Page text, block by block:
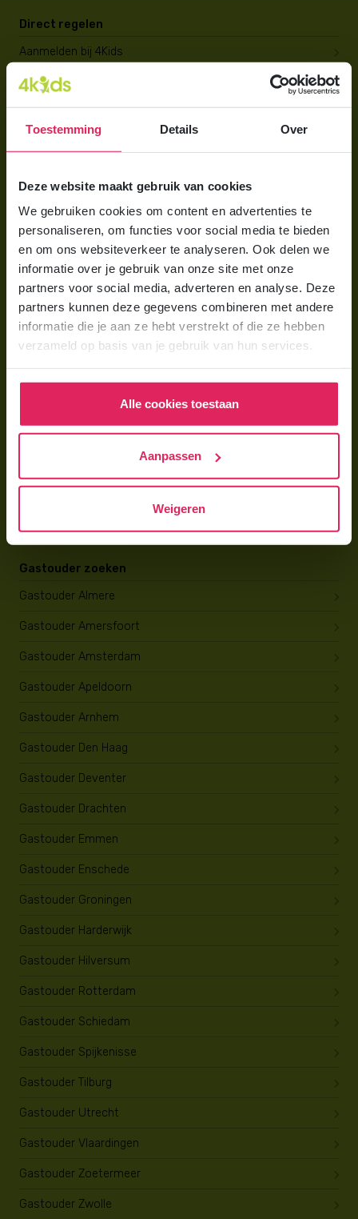
Toestemming Details Over
Deze website maakt gebruik van cookies
We gebruiken cookies om content en advertenties te
personaliseren, om functies voor social media te bieden
en om ons websiteverkeer te analyseren. Ook delen we
informatie over je gebruik van onze site met onze
partners voor social media, adverteren en analyse. Deze
partners kunnen deze gegevens combineren met andere
informatie die je aan ze hebt verstrekt of die ze hebben
verzameld op basis van je gebruik van hun services.
Alle cookies toestaan
Aanpassen
Weigeren
Direct regelen
Aanmelden bij 4Kids
Brochure aanvragen
Berekening maken
Wat is gastouderopvang?
Wat kost een gastouder?
Hoe vind ik een gastouder?
Voor gastouders
Gastouder worden bij 4Kids
Hoe vind ik gastkinderen?
Trainingen & cursussen
Gastouder worden
Wat verdient een gastouder?
Gastouder zoeken
Gastouder Almere
Gastouder Amersfoort
Gastouder Amsterdam
Gastouder Apeldoorn
Gastouder Arnhem
Gastouder Den Haag
Gastouder Deventer
Gastouder Drachten
Gastouder Emmen
Gastouder Enschede
Gastouder Groningen
Gastouder Harderwijk
Gastouder Hilversum
Gastouder Rotterdam
Gastouder Schiedam
Gastouder Spijkenisse
Gastouder Tilburg
Gastouder Utrecht
Gastouder Vlaardingen
Gastouder Zoetermeer
Gastouder Zwolle